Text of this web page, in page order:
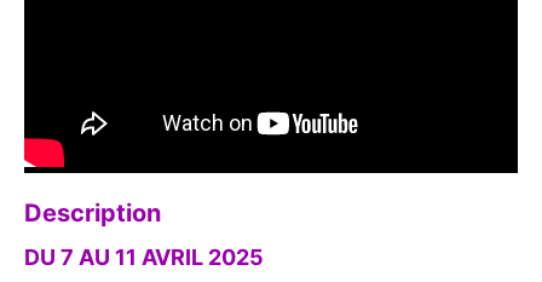
Description
DU 7 AU 11 AVRIL 2025